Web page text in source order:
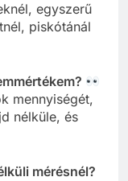
egyszerű
piskótánál
mennyiségét,
nélküle, és
mérésnél?